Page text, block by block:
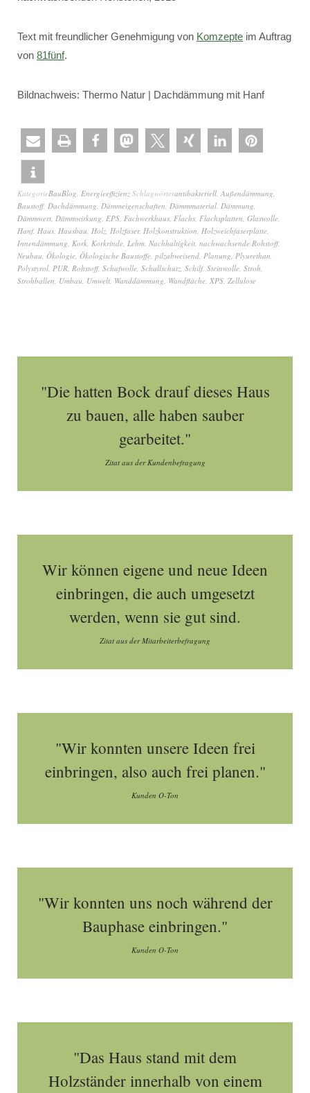
Text mit freundlicher Genehmigung von Komzepte im Auftrag
von 81fünf.
Bildnachweis: Thermo Natur | Dachdämmung mit Hanf
KategorieBauBlog, Energieeffizienz Schlagwörterantibakteriell, Außendämmung,
Baustoff, Dachdämmung, Dämmeigenschaften, Dämmmaterial, Dämmung,
Dämmwert, Dämmwirkung, EPS, Fachwerkhaus, Flachs, Flachsplatten, Glaswolle,
Hanf, Haus, Hausbau, Holz, Holzfaser, Holzkonstruktion, Holzweichfaserplatte,
Innendämmung, Kork, Korkrinde, Lehm, Nachhaltigkeit, nachwachsende Rohstoff,
Neubau, Ökologie, Ökologische Baustoffe, pilzabweisend, Planung, Plyurethan,
Polystyrol, PUR, Rohstoff, Schafwolle, Schallschutz, Schilf, Steinwolle, Stroh,
Strohballen, Umbau, Umwelt, Wanddämmung, Wandfläche, XPS, Zellulose
"Die hatten Bock drauf dieses Haus
zu bauen, alle haben sauber
gearbeitet."
Zitat aus der Kundenbefragung
Wir können eigene und neue Ideen
einbringen, die auch umgesetzt
werden, wenn sie gut sind.
Zitat aus der Mitarbeiterbefragung
"Wir konnten unsere Ideen frei
einbringen, also auch frei planen."
Kunden O-Ton
"Wir konnten uns noch während der
Bauphase einbringen."
Kunden O-Ton
"Das Haus stand mit dem
Holzständer innerhalb von einem